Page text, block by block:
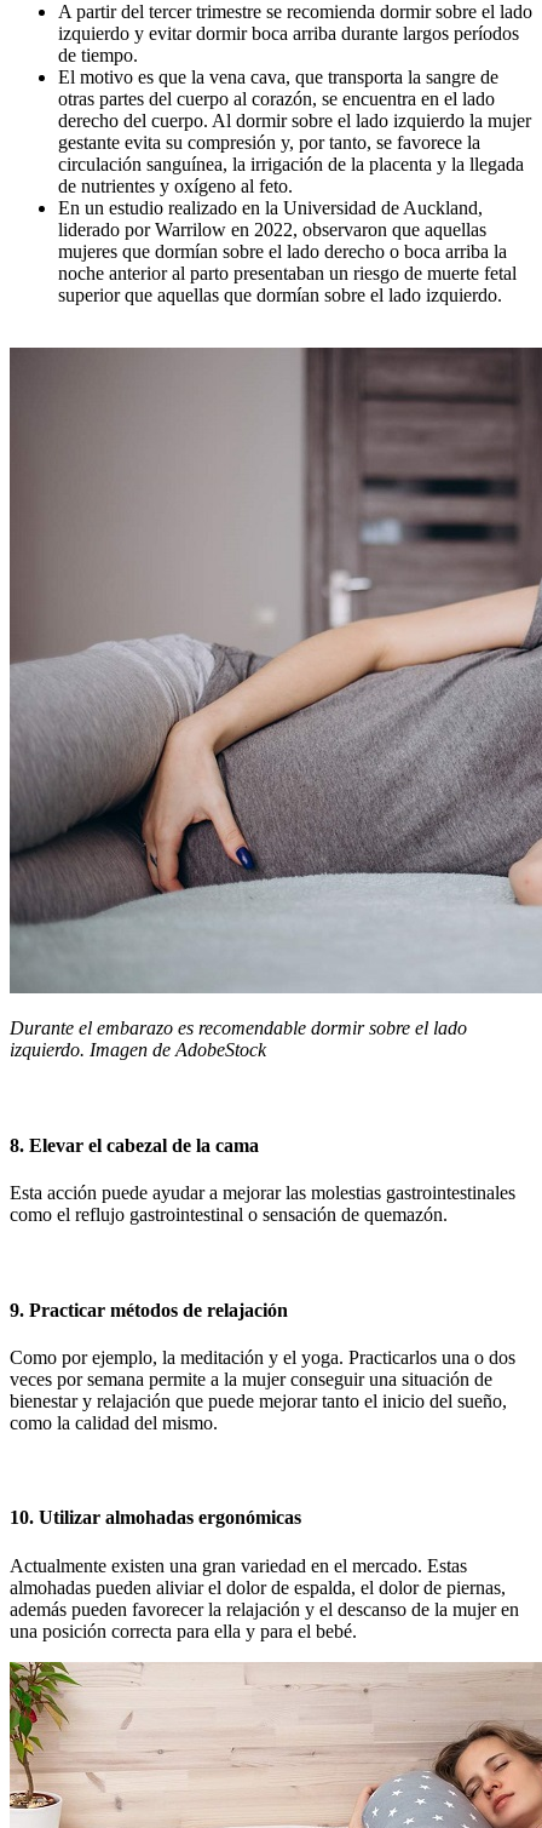
A partir del tercer trimestre se recomienda dormir sobre el lado
izquierdo y evitar dormir boca arriba durante largos períodos
de tiempo.
El motivo es que la vena cava, que transporta la sangre de
otras partes del cuerpo al corazón, se encuentra en el lado
derecho del cuerpo. Al dormir sobre el lado izquierdo la mujer
gestante evita su compresión y, por tanto, se favorece la
circulación sanguínea, la irrigación de la placenta y la llegada
de nutrientes y oxígeno al feto.
En un estudio realizado en la Universidad de Auckland,
liderado por Warrilow en 2022, observaron que aquellas
mujeres que dormían sobre el lado derecho o boca arriba la
noche anterior al parto presentaban un riesgo de muerte fetal
superior que aquellas que dormían sobre el lado izquierdo.
Durante el embarazo es recomendable dormir sobre el lado
izquierdo. Imagen de AdobeStock
8. Elevar el cabezal de la cama
Esta acción puede ayudar a mejorar las molestias gastrointestinales
como el reflujo gastrointestinal o sensación de quemazón.
9. Practicar métodos de relajación
Como por ejemplo, la meditación y el yoga. Practicarlos una o dos
veces por semana permite a la mujer conseguir una situación de
bienestar y relajación que puede mejorar tanto el inicio del sueño,
como la calidad del mismo.
10. Utilizar almohadas ergonómicas
Actualmente existen una gran variedad en el mercado. Estas
almohadas pueden aliviar el dolor de espalda, el dolor de piernas,
además pueden favorecer la relajación y el descanso de la mujer en
una posición correcta para ella y para el bebé.